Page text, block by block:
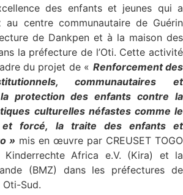
des enfants et jeunes qui a
au centre communautaire de Guérin
de Dankpen et à la maison des
la préfecture de l’Oti. Cette activité
du projet de « Renforcement des
communautaires et
protection des enfants contre la
culturelles néfastes comme le
et forcé, la traite des enfants et
» mis en œuvre par CREUSET TOGO
Africa e.V. (Kira) et la
(BMZ) dans les préfectures de
Oti-Sud.